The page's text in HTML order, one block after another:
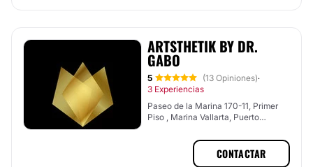
ARTSTHETIK BY DR.
GABO
5 (13 Opiniones)·
3 Experiencias
Paseo de la Marina 170-11, Primer
Piso , Marina Vallarta, Puerto
CONTACTAR